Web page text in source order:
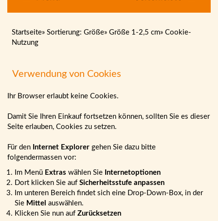
Startseite» Sortierung: Größe» Größe 1-2,5 cm» Cookie-
Nutzung
Verwendung von Cookies
Ihr Browser erlaubt keine Cookies.
Damit Sie Ihren Einkauf fortsetzen können, sollten Sie es dieser
Seite erlauben, Cookies zu setzen.
Für den Internet Explorer gehen Sie dazu bitte
folgendermassen vor:
Im Menü Extras wählen Sie Internetoptionen
Dort klicken Sie auf Sicherheitsstufe anpassen
Im unteren Bereich findet sich eine Drop-Down-Box, in der
Sie Mittel auswählen.
Klicken Sie nun auf Zurücksetzen